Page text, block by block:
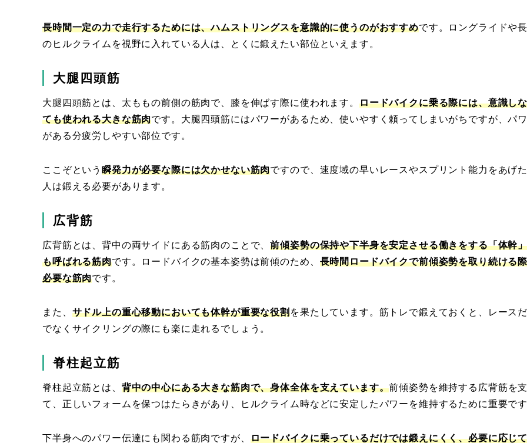
長時間一定の力で走行するためには、ハムストリングスを意識的に使うのがおすすめです。ロングライドや
のヒルクライムを視野に入れている人は、とくに鍛えたい部位といえます。
大腿四頭筋
大腿四頭筋とは、太ももの前側の筋肉で、膝を伸ばす際に使われます。 ロードバイクに乗る際には、意識し
ても使われる大きな筋肉です。大腿四頭筋にはパワーがあるため、使いやすく頼ってしまいがちですが、パ
がある分疲労しやすい部位です。
ここぞという瞬発力が必要な際には欠かせない筋肉ですので、速度域の早いレースやスプリント能力をあげ
人は鍛える必要があります。
広背筋
広背筋とは、背中の両サイドにある筋肉のことで、前傾姿勢の保持や下半身を安定させる働きをする「体幹
も呼ばれる筋肉です。ロードバイクの基本姿勢は前傾のため、 長時間ロードバイクで前傾姿勢を取り続ける
必要な筋肉です。
また、 サドル上の重心移動においても体幹が重要な役割を果たしています。筋トレで鍛えておくと、レース
でなくサイクリングの際にも楽に走れるでしょう。
脊柱起立筋
脊柱起立筋とは、 背中の中心にある大きな筋肉で、身体全体を支えています。前傾姿勢を維持する広背筋を支
て、正しいフォームを保つはたらきがあり、ヒルクライム時などに安定したパワーを維持するために重要です
下半身へのパワー伝達にも関わる筋肉ですが、 ロードバイクに乗っているだけでは鍛えにくく、必要に応じ